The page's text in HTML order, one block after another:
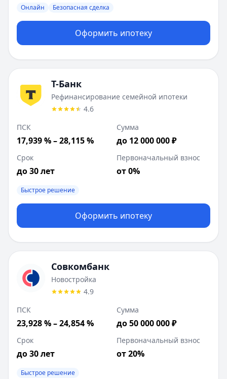
Онлайн Безопасная сделка
Оформить ипотеку
Т-Банк
Рефинансирование семейной ипотеки
4.6
ПСК
17,939 % – 28,115 %
Сумма
до 12 000 000 ₽
Срок
до 30 лет
Первоначальный взнос
от 0%
Быстрое решение
Оформить ипотеку
Совкомбанк
Новостройка
4.9
ПСК
23,928 % – 24,854 %
Сумма
до 50 000 000 ₽
Срок
до 30 лет
Первоначальный взнос
от 20%
Быстрое решение